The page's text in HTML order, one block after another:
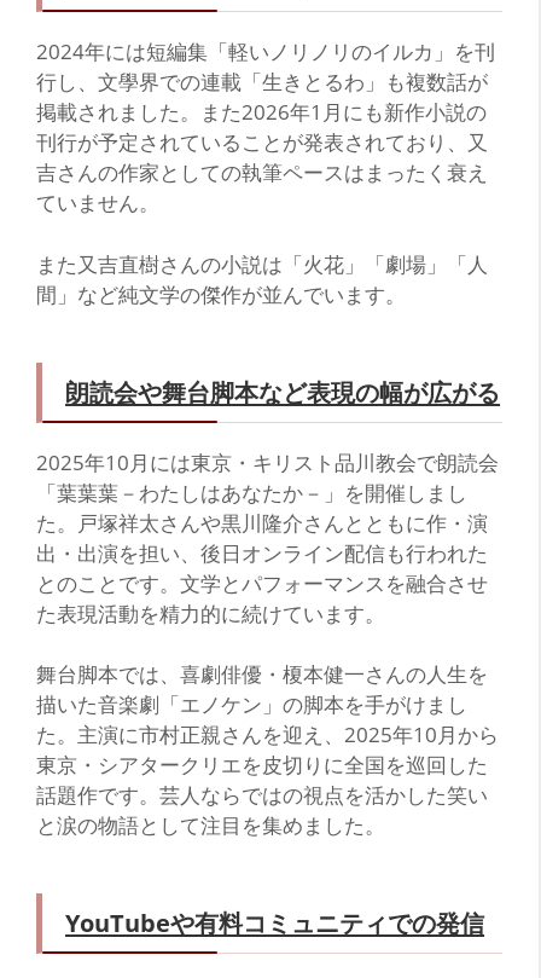
2024年には短編集「軽いノリノリのイルカ」を刊
行し、文學界での連載「生きとるわ」も複数話が
掲載されました。また2026年1月にも新作小説の
刊行が予定されていることが発表されており、又
吉さんの作家としての執筆ペースはまったく衰え
ていません。
また又吉直樹さんの小説は「火花」「劇場」「人
間」など純文学の傑作が並んでいます。
朗読会や舞台脚本など表現の幅が広がる
2025年10月には東京・キリスト品川教会で朗読会
「葉葉葉－わたしはあなたか－」を開催しまし
た。戸塚祥太さんや黒川隆介さんとともに作・演
出・出演を担い、後日オンライン配信も行われた
とのことです。文学とパフォーマンスを融合させ
た表現活動を精力的に続けています。
舞台脚本では、喜劇俳優・榎本健一さんの人生を
描いた音楽劇「エノケン」の脚本を手がけまし
た。主演に市村正親さんを迎え、2025年10月から
東京・シアタークリエを皮切りに全国を巡回した
話題作です。芸人ならではの視点を活かした笑い
と涙の物語として注目を集めました。
YouTubeや有料コミュニティでの発信